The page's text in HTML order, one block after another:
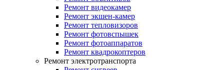
Ремонт видеокамер
Ремонт экшен-камер
Ремонт тепловизоров
Ремонт фотовспышек
Ремонт фотоаппаратов
Ремонт квадрокоптеров
Ремонт электротранспорта